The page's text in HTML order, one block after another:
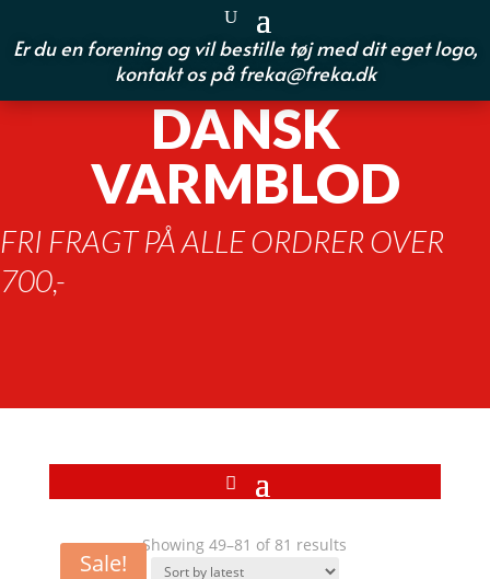
Er du en forening og vil bestille tøj med dit eget logo,
kontakt os på freka@freka.dk
DANSK
VARMBLOD
FRI FRAGT PÅ ALLE ORDRER OVER
700,-
Showing 49–81 of 81 results
Sale!